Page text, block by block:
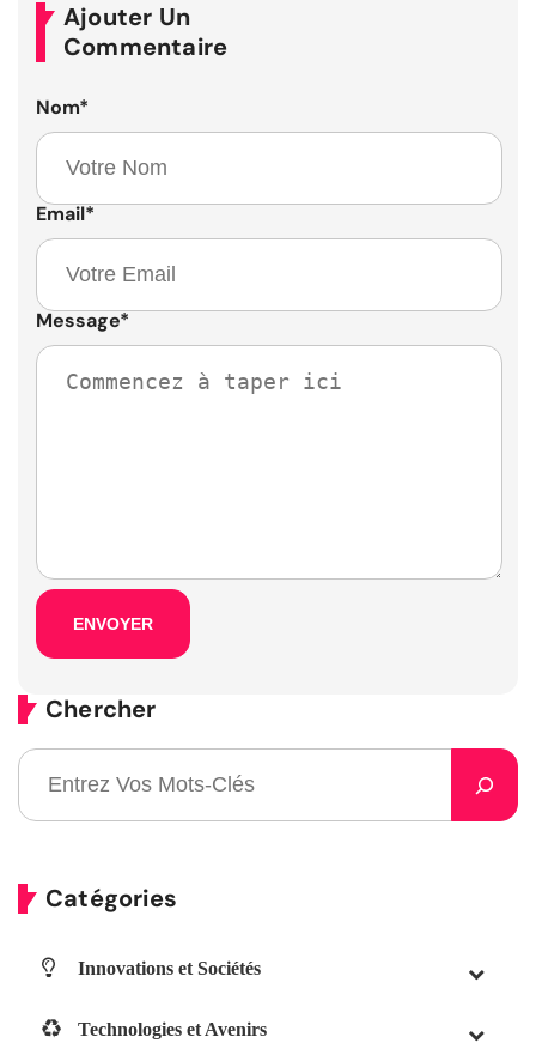
Ajouter Un
Commentaire
Nom*
Email*
Message*
Chercher
Catégories
Innovations et Sociétés
Technologies et Avenirs